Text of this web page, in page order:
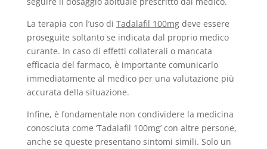
La terapia con l’uso di Tadalafil 100mgdeve essere
proseguite soltanto se indicata dal proprio medico
curante. In caso di effetti collaterali o mancata
efficacia del farmaco, è importante comunicarlo
immediatamente al medico per una valutazione più
accurata della situazione.
Infine, è fondamentale non condividere la medicina
conosciuta come ‘Tadalafil 100mg’ con altre persone,
anche se queste presentano sintomi simili. Solo un